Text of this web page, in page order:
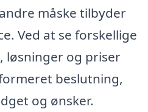
måske tilbyder
Ved at se forskellige
løsninger og priser
beslutning,
og ønsker.